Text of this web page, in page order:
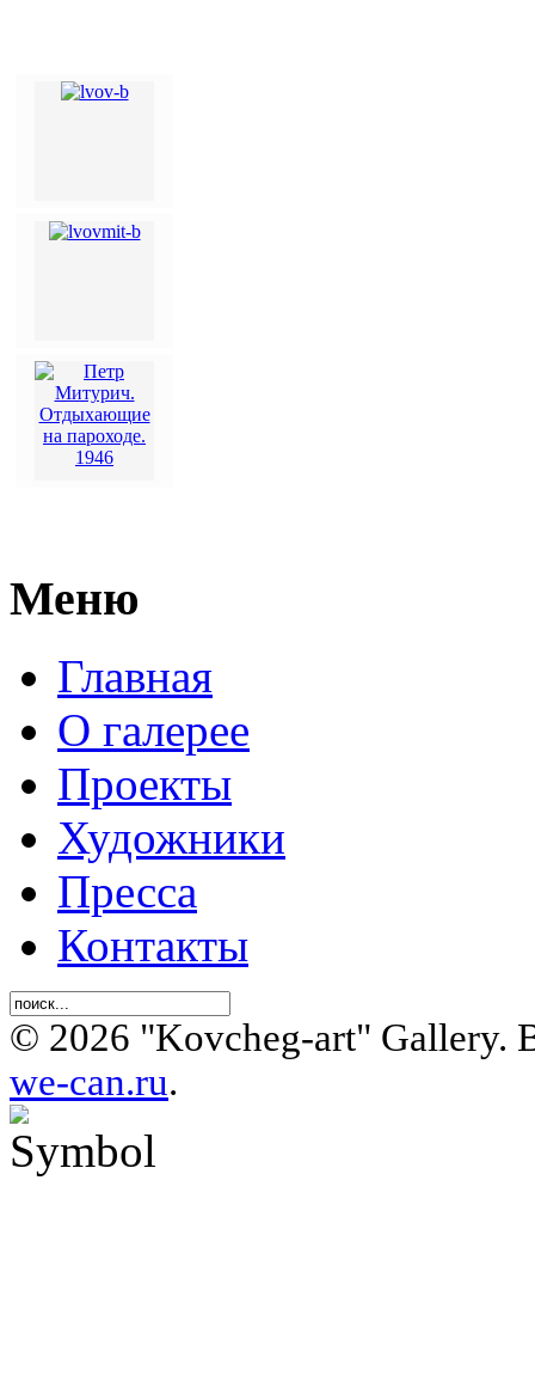
Меню
Главная
О галерее
Проекты
Художники
Пресса
Контакты
© 2026 "Kovcheg-art" Gallery.
we-can.ru.